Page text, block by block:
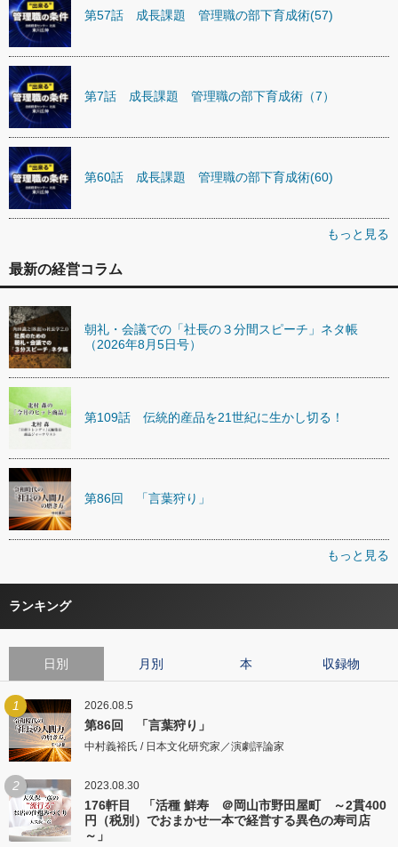
第57話 成長課題 管理職の部下育成術(57)
第7話 成長課題 管理職の部下育成術（7）
第60話 成長課題 管理職の部下育成術(60)
もっと見る
最新の経営コラム
朝礼・会議での「社長の３分間スピーチ」ネタ帳
（2026年8月5日号）
第109話 伝統的産品を21世紀に生かし切る！
第86回 「言葉狩り」
もっと見る
ランキング
日別 月別 本 収録物
1 2026.08.5
第86回 「言葉狩り」
中村義裕氏 / 日本文化研究家／演劇評論家
2 2023.08.30
176軒目 「活種 鮮寿 ＠岡山市野田屋町 ～2貫400
円（税別）でおまかせ一本で経営する異色の寿司店
～」